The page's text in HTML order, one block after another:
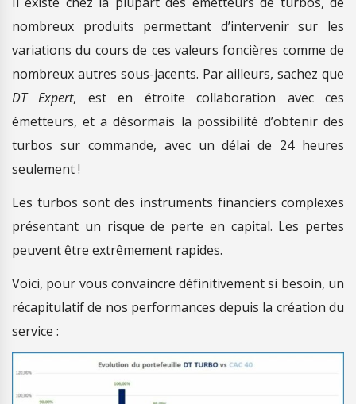
nombreux produits permettant d’intervenir sur les
variations du cours de ces valeurs foncières comme de
nombreux autres sous-jacents. Par ailleurs, sachez que
DT Expert, est en étroite collaboration avec ces
émetteurs, et a désormais la possibilité d’obtenir des
turbos sur commande, avec un délai de 24 heures
seulement !
Les turbos sont des instruments financiers complexes
présentant un risque de perte en capital. Les pertes
peuvent être extrêmement rapides.
Voici, pour vous convaincre définitivement si besoin, un
récapitulatif de nos performances depuis la création du
service :